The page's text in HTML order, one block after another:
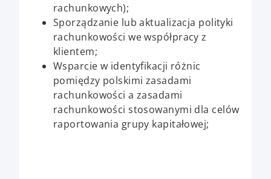
rachunkowych);
Sporządzanie lub aktualizacja polityki
rachunkowości we współpracy z
klientem;
Wsparcie w identyfikacji różnic
pomiędzy polskimi zasadami
rachunkowości a zasadami
rachunkowości stosowanymi dla celów
raportowania grupy kapitałowej;